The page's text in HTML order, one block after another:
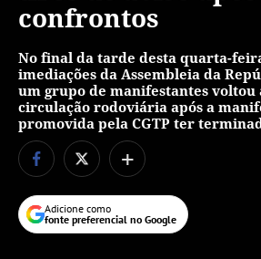
confrontos
No final da tarde desta quarta-
imediações da Assembleia da
um grupo de manifestantes voltou
circulação rodoviária após a
promovida pela CGTP ter
+
Adicione como
fonte preferencial no Google